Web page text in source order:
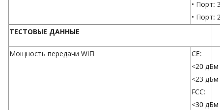
• Порт:
• Порт:
ТЕСТОВЫЕ ДАННЫЕ
Мощность передачи WiFi
CE:
<20 дБм
<23 дБм
FCC:
<30 дБм